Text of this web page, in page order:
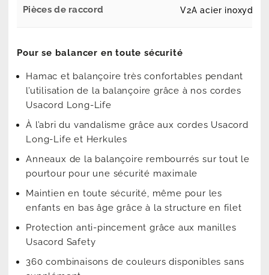
Pièces de raccord V2A acier
Pour se balancer en toute sécurité
Hamac et balançoire très confortables pendant
l’utilisation de la balançoire grâce à nos cordes
Usacord Long-Life
À l’abri du vandalisme grâce aux cordes Usacord
Long-Life et Herkules
Anneaux de la balançoire rembourrés sur tout le
pourtour pour une sécurité maximale
Maintien en toute sécurité, même pour les
enfants en bas âge grâce à la structure en filet
Protection anti-pincement grâce aux manilles
Usacord Safety
360 combinaisons de couleurs disponibles sans